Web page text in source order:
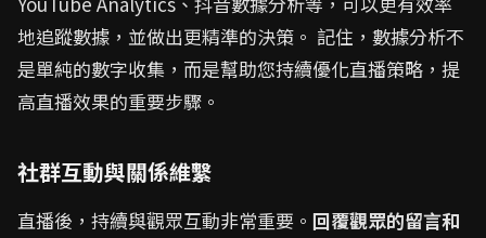
地追蹤數據，並做出更精準的決策。 記住，數據分析不
是單純的數字收集，而是幫助您持續優化直播策略，提
高直播效果的重要步驟。
社群互動與關係維繫
直播後，持續與觀眾互動非常重要。 回覆觀眾的留言和